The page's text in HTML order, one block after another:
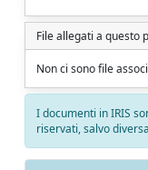
File allegati a questo
Non ci sono file
I documenti in IRIS
riservati, salvo